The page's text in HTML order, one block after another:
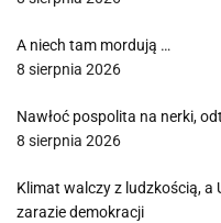
A niech tam mordują …
8 sierpnia 2026
Nawłoć pospolita na nerki,
8 sierpnia 2026
Klimat walczy z ludzkością, a
zarazie demokracji